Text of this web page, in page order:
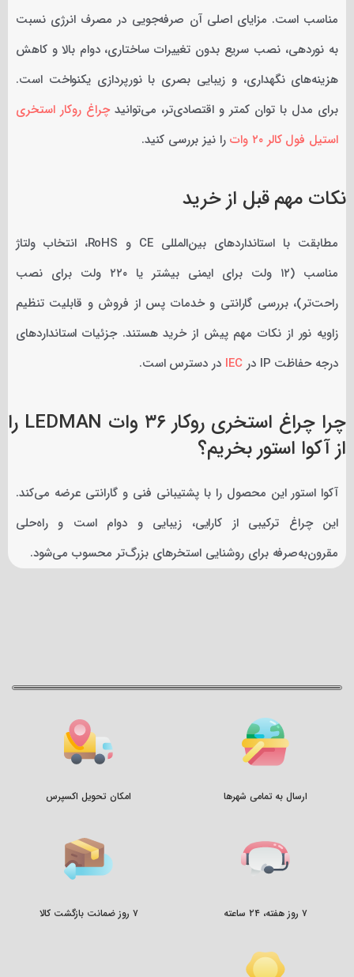
مناسب است. مزایای اصلی آن صرفه‌جویی در مصرف انرژی نسبت
به نوردهی، نصب سریع بدون تغییرات ساختاری، دوام بالا و کاهش
هزینه‌های نگهداری، و زیبایی بصری با نورپردازی یکنواخت است.
برای مدل با توان کمتر و اقتصادی‌تر، می‌توانیدچراغ روکار استخری
استیل فول کالر ۲۰ وات
را نیز بررسی کنید.
نکات مهم قبل از خرید
مطابقت با استانداردهای بین‌المللی CE و RoHS، انتخاب ولتاژ
مناسب (۱۲ ولت برای ایمنی بیشتر یا ۲۲۰ ولت برای نصب
راحت‌تر)، بررسی گارانتی و خدمات پس از فروش و قابلیت تنظیم
زاویه نور از نکات مهم پیش از خرید هستند. جزئیات استانداردهای
درجه حفاظت IP در
IEC در دسترس است.
چرا چراغ استخری روکار ۳۶ وات LEDMAN را
از آکوا استور بخریم؟
آکوا استور این محصول را با پشتیبانی فنی و گارانتی عرضه می‌کند.
این چراغ ترکیبی از کارایی، زیبایی و دوام است و راه‌حلی
مقرون‌به‌صرفه برای روشنایی استخرهای بزرگ‌تر محسوب می‌شود.
ارسال به تمامی شهرها امکان تحویل اکسپرس
۷ روز هفته، ۲۴ ساعته ۷ روز ضمانت بازگشت کالا